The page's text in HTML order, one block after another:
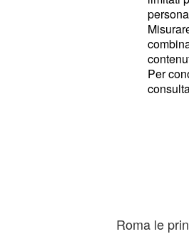
Zerbi a
Vincitore
nell'anno
solo una
Ottavi di
Se un suo
parla
approdo in
Roma le
Per